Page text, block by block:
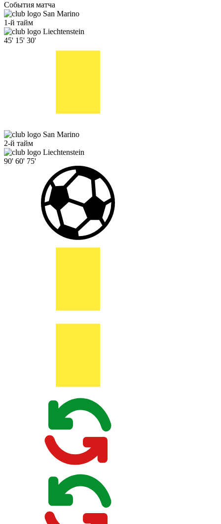
События матча
San Marino
1-й тайм
Liechtenstein
45' 15' 30'
San Marino
2-й тайм
Liechtenstein
90' 60' 75'